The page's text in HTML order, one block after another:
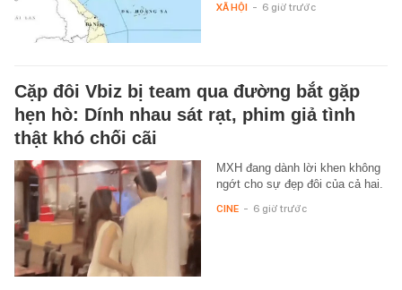
XÃ HỘI - 6 giờ trước
Cặp đôi Vbiz bị team qua đường bắt gặp
hẹn hò: Dính nhau sát rạt, phim giả tình
thật khó chối cãi
MXH đang dành lời khen không
ngớt cho sự đẹp đôi của cả hai.
CINE - 6 giờ trước